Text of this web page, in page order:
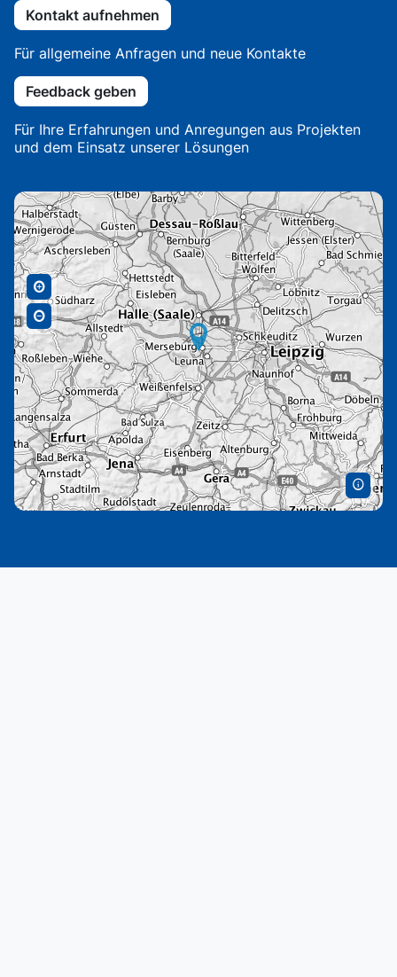
Kontakt aufnehmen
Für allgemeine Anfragen und neue Kontakte
Feedback geben
Für Ihre Erfahrungen und Anregungen aus Projekten
und dem Einsatz unserer Lösungen